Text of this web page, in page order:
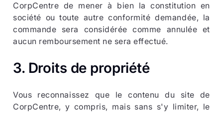
CorpCentre de mener à bien la constitution en
société ou toute autre conformité demandée, la
commande sera considérée comme annulée et
aucun remboursement ne sera effectué.
3. Droits de propriété
Vous reconnaissez que le contenu du site de
CorpCentre, y compris, mais sans s'y limiter, le